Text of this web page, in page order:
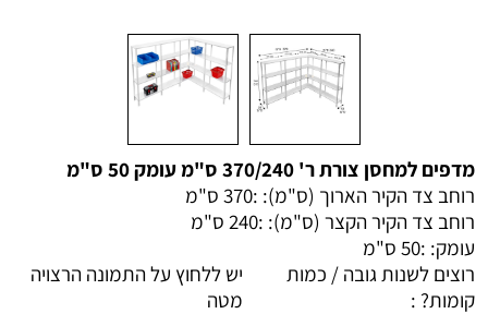
מדפים למחסן צורת ר' 370/240 ס"מ עומק 50 ס"מ
רוחב צד הקיר הארוך (ס"מ): :370 ס"מ
רוחב צד הקיר הקצר (ס"מ): :240 ס"מ
עומק: :50 ס"מ
רוצים לשנות גובה / כמות
קומות? :
יש ללחוץ על התמונה הרצויה
מטה